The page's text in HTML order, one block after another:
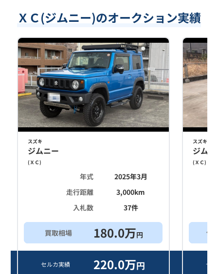
ＸＣ(ジムニー)のオークション実績
スズキ
ジムニー
( ＸＣ)
年式
2025年3月
走行距離
3,000km
入札数
37件
買取相場 180.0万円
セルカ実績 220.0万円
スズキ
ジム
( ＸＣ)
他
セ